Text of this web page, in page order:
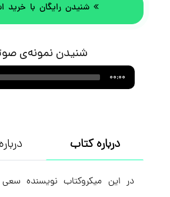
شنیدن رایگان با خرید
شنیدن نمونه‌ی
Audio
Player
00:00
درباره کتاب
در این میکروکتاب نویسنده